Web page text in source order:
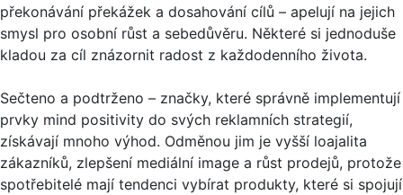
překonávání překážek a dosahování cílů – apelují na jejich
smysl pro osobní růst a sebedůvěru. Některé si jednoduše
kladou za cíl znázornit radost z každodenního života.
Sečteno a podtrženo – značky, které správně implementují
prvky mind positivity do svých reklamních strategií,
získávají mnoho výhod. Odměnou jim je vyšší loajalita
zákazníků, zlepšení mediální image a růst prodejů, protože
spotřebitelé mají tendenci vybírat produkty, které si spojují